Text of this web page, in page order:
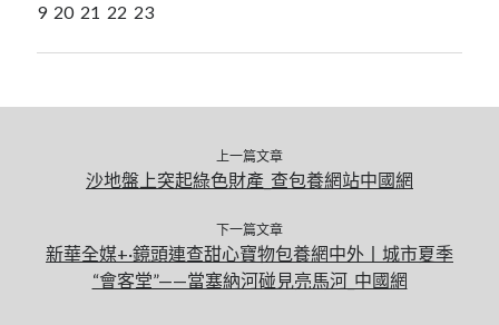
9 20 21 22 23
上一篇文章
沙地盤上突起綠色財產_查包養網站中國網
下一篇文章
新華全媒+·鏡頭連查甜心寶物包養網中外丨城市夏季
“會客堂”——當塞納河碰見亮馬河_中國網